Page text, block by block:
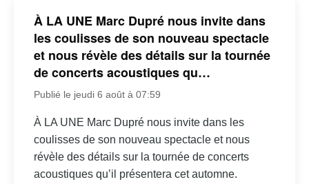
À LA UNE Marc Dupré nous invite dans
les coulisses de son nouveau spectacle
et nous révèle des détails sur la tournée
de concerts acoustiques qu…
Publié le jeudi 6 août à 07:59
À LA UNE Marc Dupré nous invite dans les
coulisses de son nouveau spectacle et nous
révèle des détails sur la tournée de concerts
acoustiques qu’il présentera cet automne.